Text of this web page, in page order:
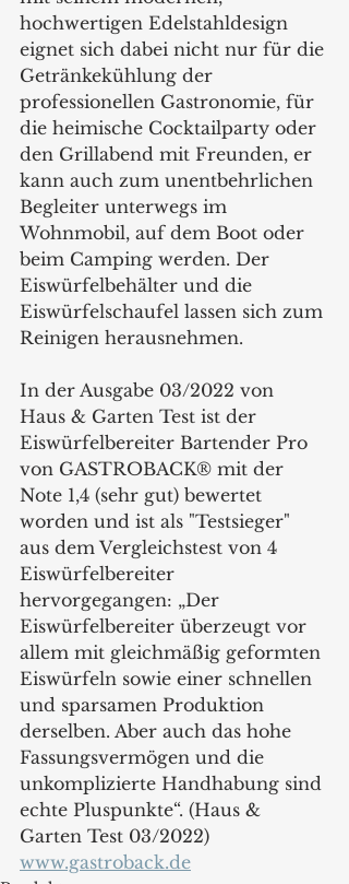
hochwertigen Edelstahldesign
eignet sich dabei nicht nur für die
Getränkekühlung der
professionellen Gastronomie, für
die heimische Cocktailparty oder
den Grillabend mit Freunden, er
kann auch zum unentbehrlichen
Begleiter unterwegs im
Wohnmobil, auf dem Boot oder
beim Camping werden. Der
Eiswürfelbehälter und die
Eiswürfelschaufel lassen sich zum
Reinigen herausnehmen.
In der Ausgabe 03/2022 von
Haus & Garten Test ist der
Eiswürfelbereiter Bartender Pro
von GASTROBACK® mit der
Note 1,4 (sehr gut) bewertet
worden und ist als "Testsieger"
aus dem Vergleichstest von 4
Eiswürfelbereiter
hervorgegangen: „Der
Eiswürfelbereiter überzeugt vor
allem mit gleichmäßig geformten
Eiswürfeln sowie einer schnellen
und sparsamen Produktion
derselben. Aber auch das hohe
Fassungsvermögen und die
unkomplizierte Handhabung sind
echte Pluspunkte“. (Haus &
Garten Test 03/2022)
www.gastroback.de